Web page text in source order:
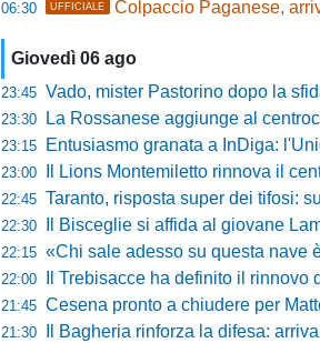
06:30 UFFICIALE Colpaccio Paganese,
Giovedì 06 ago
23:45 Vado, mister Pastorino dopo la sfida col Torino:
23:30 La Rossanese aggiunge al centrocampo
23:15 Entusiasmo granata a InDiga: l'Union
23:00 Il Lions Montemiletto rinnova il
22:45 Taranto, risposta super dei tifosi:
22:30 Il Bisceglie si affida al giovane
22:15 «Chi sale adesso su questa nave è un fondatore
22:00 Il Trebisacce ha definito il rinnovo
21:45 Cesena pronto a chiudere per Matteo Lontani:
21:30 Il Bagheria rinforza la difesa: